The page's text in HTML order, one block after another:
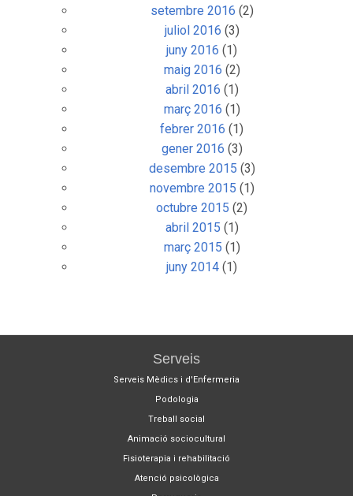
setembre 2016 (2)
juliol 2016 (3)
juny 2016 (1)
maig 2016 (2)
abril 2016 (1)
març 2016 (1)
febrer 2016 (1)
gener 2016 (3)
desembre 2015 (3)
novembre 2015 (1)
octubre 2015 (2)
abril 2015 (1)
març 2015 (1)
juny 2014 (1)
Serveis
Serveis Mèdics i d'Enfermeria
Podologia
Treball social
Animació sociocultural
Fisioterapia i rehabilitació
Atenció psicològica